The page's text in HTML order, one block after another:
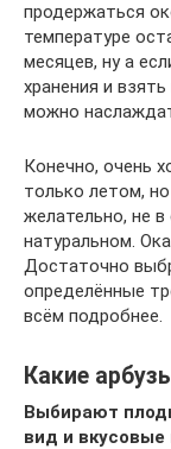
продержаться
температуре
месяцев, ну а
хранения и
можно
Конечно, очень
только летом,
желательно, не
натуральном.
Достаточно
определённые
всём подробнее.
Какие
Выбирают
вид и вкусовые